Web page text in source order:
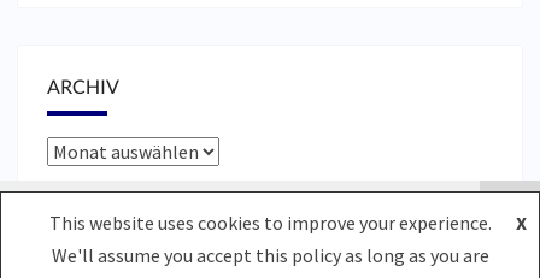
ARCHIV
Archiv
© 2026 |Stolz präsentiert vonWordPress |Theme:Nisarg
This website uses cookies to improve your experience.
We'll assume you accept this policy as long as you are
X
Mit der Nutzung unserer Dienste erklären Sie sich damit
einverstanden, dass wir Cookies verwenden. Weitere